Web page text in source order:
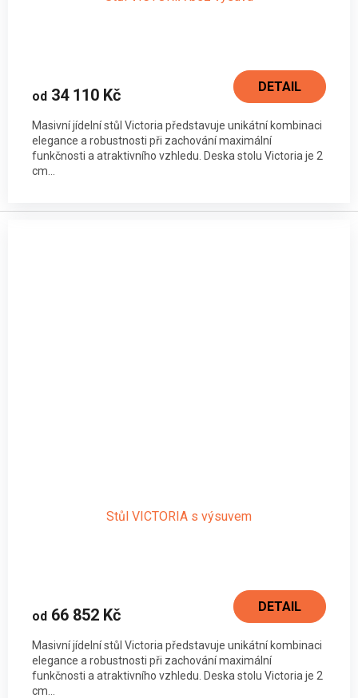
od 34 110 Kč DETAIL
Masivní jídelní stůl Victoria představuje unikátní kombinaci
elegance a robustnosti při zachování maximální
funkčnosti a atraktivního vzhledu. Deska stolu Victoria je 2
cm...
Stůl VICTORIA s výsuvem
od 66 852 Kč DETAIL
Masivní jídelní stůl Victoria představuje unikátní kombinaci
elegance a robustnosti při zachování maximální
funkčnosti a atraktivního vzhledu. Deska stolu Victoria je 2
cm...